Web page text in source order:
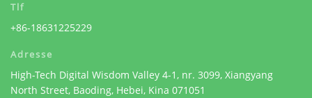
Tlf
+86-18631225229
Adresse
High-Tech Digital Wisdom Valley 4-1, nr. 3099, Xiangyang
North Street, Baoding, Hebei, Kina 071051